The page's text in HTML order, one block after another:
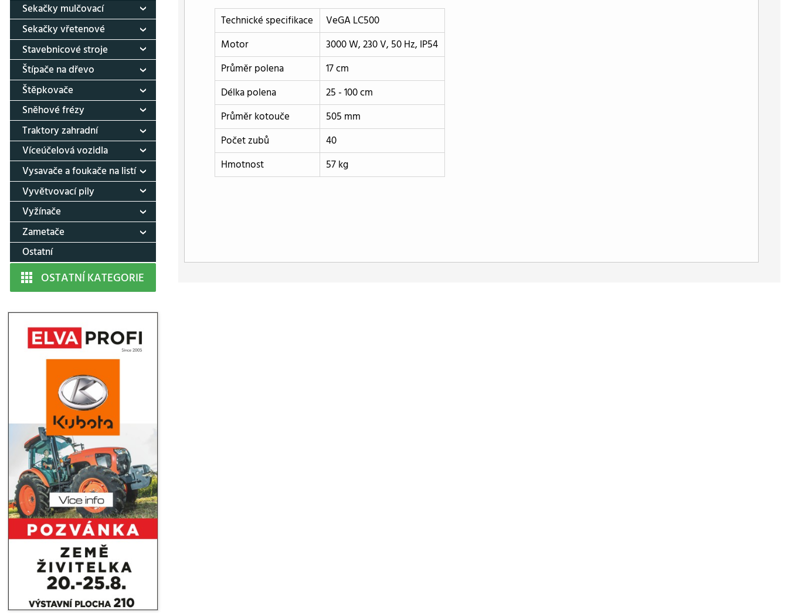
Sekačky mulčovací
Sekačky vřetenové
Stavebnicové stroje
Štípače na dřevo
Štěpkovače
Sněhové frézy
Traktory zahradní
Víceúčelová vozidla
Vysavače a foukače na listí
Vyvětvovací pily
Vyžínače
Zametače
Ostatní
OSTATNÍ KATEGORIE
Technické specifikace
VeGA LC500
Motor
3000 W, 230 V, 50 Hz, IP54
Průměr polena
17 cm
Délka polena
25 - 100 cm
Průměr kotouče
505 mm
Počet zubů
40
Hmotnost
57 kg